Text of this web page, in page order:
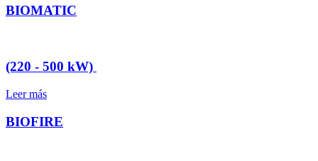
BIOMATIC
(220 - 500 kW)
Leer más
BIOFIRE